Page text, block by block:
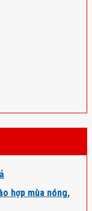
hợp mùa nóng,